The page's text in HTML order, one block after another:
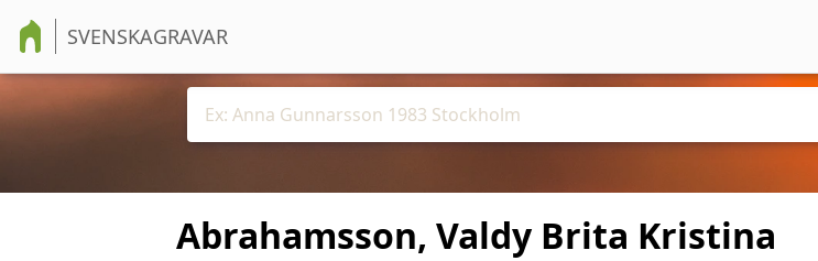
SVENSKAGRAVAR
Abrahamsson, Valdy Brita Kristina